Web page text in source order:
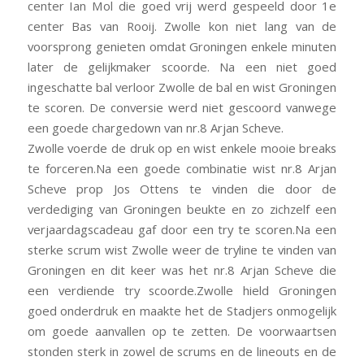
center Ian Mol die goed vrij werd gespeeld door 1e
center Bas van Rooij. Zwolle kon niet lang van de
voorsprong genieten omdat Groningen enkele minuten
later de gelijkmaker scoorde. Na een niet goed
ingeschatte bal verloor Zwolle de bal en wist Groningen
te scoren. De conversie werd niet gescoord vanwege
een goede chargedown van nr.8 Arjan Scheve.
Zwolle voerde de druk op en wist enkele mooie breaks
te forceren.Na een goede combinatie wist nr.8 Arjan
Scheve prop Jos Ottens te vinden die door de
verdediging van Groningen beukte en zo zichzelf een
verjaardagscadeau gaf door een try te scoren.Na een
sterke scrum wist Zwolle weer de tryline te vinden van
Groningen en dit keer was het nr.8 Arjan Scheve die
een verdiende try scoorde.Zwolle hield Groningen
goed onderdruk en maakte het de Stadjers onmogelijk
om goede aanvallen op te zetten. De voorwaartsen
stonden sterk in zowel de scrums en de lineouts en de